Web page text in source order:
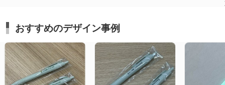
おすすめのデザイン事例